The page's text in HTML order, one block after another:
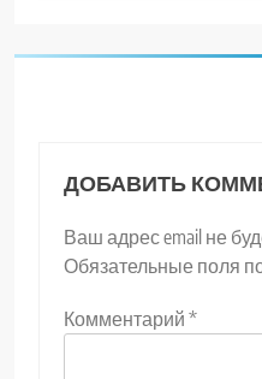
ДОБАВИТЬ
Ваш адрес email не
Обязательные поля
Комментарий *